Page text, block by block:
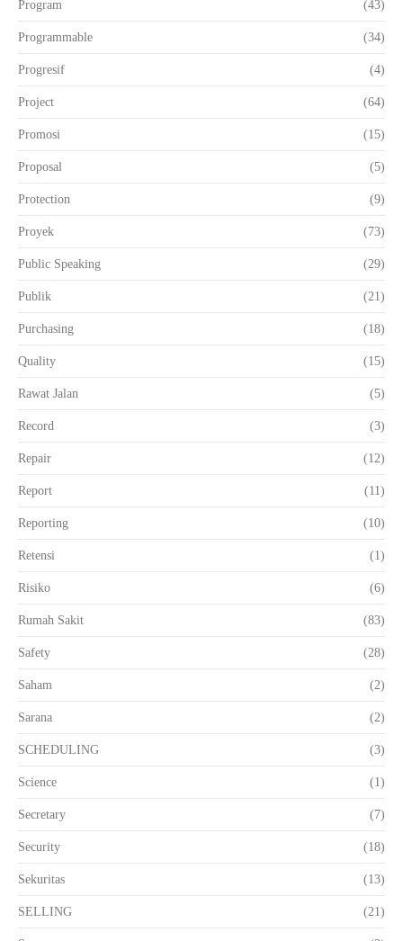
Program (43)
Programmable (34)
Progresif (4)
Project (64)
Promosi (15)
Proposal (5)
Protection (9)
Proyek (73)
Public Speaking (29)
Publik (21)
Purchasing (18)
Quality (15)
Rawat Jalan (5)
Record (3)
Repair (12)
Report (11)
Reporting (10)
Retensi (1)
Risiko (6)
Rumah Sakit (83)
Safety (28)
Saham (2)
Sarana (2)
SCHEDULING (3)
Science (1)
Secretary (7)
Security (18)
Sekuritas (13)
SELLING (21)